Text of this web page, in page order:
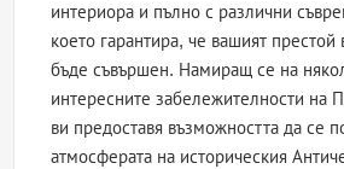
интериора и пълно с различни
което гарантира, че вашият
бъде съвършен. Намиращ се на
интересните забележителности на
ви предоставя възможността да се
атмосферата на историческия